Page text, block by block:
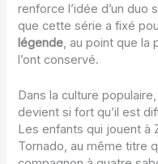
renforce l’idée d’un
que cette série a fixé
légende, au point que la
l’ont conservé.
Dans la culture
devient si fort qu’il est
Les enfants qui jouent à
Tornado, au même titre